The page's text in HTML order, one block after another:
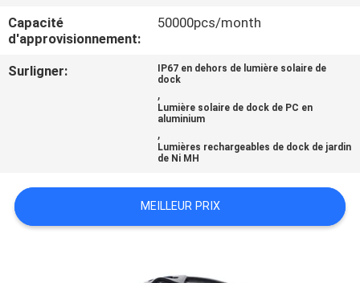
CONTACTER
NOUVELLES
UN
DEVIS
Capacité
d'approvisionnement:
50000pcs/month
Surligner:
IP67 en dehors de lumière solaire de
dock
,
Lumière solaire de dock de PC en
aluminium
,
Lumières rechargeables de dock de jardin
de Ni MH
MEILLEUR PRIX